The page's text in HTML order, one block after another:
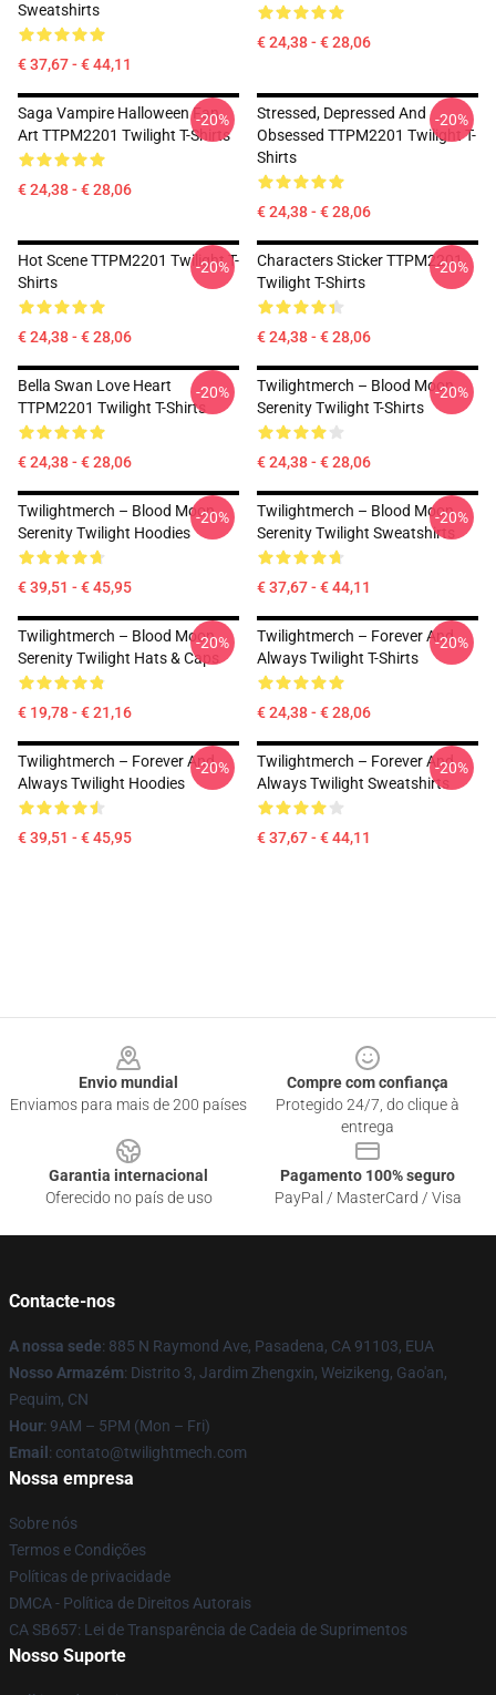
Sweatshirts
€ 37,67 - € 44,11
€ 24,38 - € 28,06
Saga Vampire Halloween Fan
Art TTPM2201 Twilight T-Shirts
€ 24,38 - € 28,06
-20%
Stressed, Depressed And
Obsessed TTPM2201 Twilight T-
Shirts
€ 24,38 - € 28,06
-20%
Hot Scene TTPM2201 Twilight T-
Shirts
€ 24,38 - € 28,06
-20%
Characters Sticker TTPM2201
Twilight T-Shirts
€ 24,38 - € 28,06
-20%
Bella Swan Love Heart
TTPM2201 Twilight T-Shirts
€ 24,38 - € 28,06
-20%
Twilightmerch – Blood Moon
Serenity Twilight T-Shirts
€ 24,38 - € 28,06
-20%
Twilightmerch – Blood Moon
Serenity Twilight Hoodies
€ 39,51 - € 45,95
-20%
Twilightmerch – Blood Moon
Serenity Twilight Sweatshirts
€ 37,67 - € 44,11
-20%
Twilightmerch – Blood Moon
Serenity Twilight Hats & Caps
€ 19,78 - € 21,16
-20%
Twilightmerch – Forever And
Always Twilight T-Shirts
€ 24,38 - € 28,06
-20%
Twilightmerch – Forever And
Always Twilight Hoodies
€ 39,51 - € 45,95
-20%
Twilightmerch – Forever And
Always Twilight Sweatshirts
€ 37,67 - € 44,11
-20%
Envio mundial
Enviamos para mais de 200 países
Compre com confiança
Protegido 24/7, do clique à
entrega
Garantia internacional
Oferecido no país de uso
Pagamento 100% seguro
PayPal / MasterCard / Visa
Contacte-nos
A nossa sede: 885 N Raymond Ave, Pasadena, CA 91103, EUA
Nosso Armazém: Distrito 3, Jardim Zhengxin, Weizikeng, Gao'an,
Pequim, CN
Hour: 9AM – 5PM (Mon – Fri)
Email : contato@twilightmech.com
Nossa empresa
Sobre nós
Termos e Condições
Políticas de privacidade
DMCA - Política de Direitos Autorais
CA SB657: Lei de Transparência de Cadeia de Suprimentos
Nosso Suporte